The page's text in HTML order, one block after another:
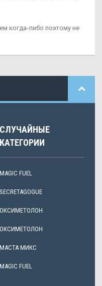
когда-либо поэтому не
СЛУЧАЙНЫЕ
КАТЕГОРИИ
MAGIC FUEL
SECRETAGOGUE
ОКСИМЕТОЛОН
ОКСИМЕТОЛОН
МАСТА МИКС
MAGIC FUEL